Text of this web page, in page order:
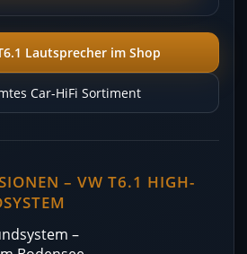
Lautsprecher im Shop
Car-HiFi Sortiment
– VW T6.1 HIGH-